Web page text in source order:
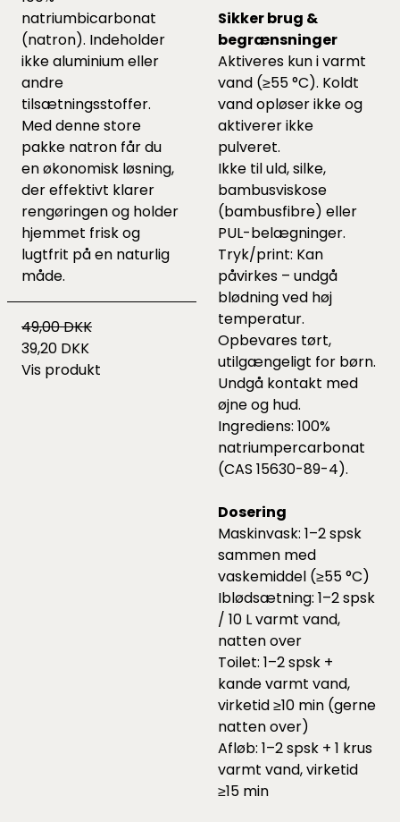
natriumbicarbonat
(natron). Indeholder
ikke aluminium eller
andre
tilsætningsstoffer.
Med denne store
pakke natron får du
en økonomisk løsning,
der effektivt klarer
rengøringen og holder
hjemmet frisk og
lugtfrit på en naturlig
måde.
49,00 DKK
39,20 DKK
Vis produkt
Sikker brug &
begrænsninger
Aktiveres kun i varmt
vand (≥55 °C). Koldt
vand opløser ikke og
aktiverer ikke
pulveret.
Ikke til uld, silke,
bambusviskose
(bambusfibre) eller
PUL-belægninger.
Tryk/print: Kan
påvirkes – undgå
blødning ved høj
temperatur.
Opbevares tørt,
utilgængeligt for børn.
Undgå kontakt med
øjne og hud.
Ingrediens: 100%
natriumpercarbonat
(CAS 15630-89-4).
Dosering
Maskinvask: 1–2 spsk
sammen med
vaskemiddel (≥55 °C)
Iblødsætning: 1–2 spsk
/ 10 L varmt vand,
natten over
Toilet: 1–2 spsk +
kande varmt vand,
virketid ≥10 min (gerne
natten over)
Afløb: 1–2 spsk + 1 krus
varmt vand, virketid
≥15 min